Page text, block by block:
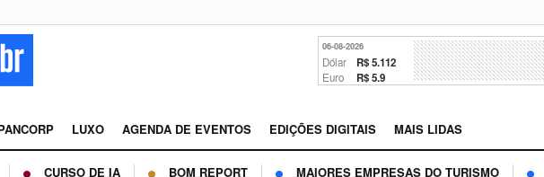
06-08-2026
Dólar R$ 5.112
Euro R$ 5.9
LUXO AGENDA DE EVENTOS EDIÇÕES DIGITAIS MAIS LIDAS
CURSO DE IA BOM REPORT MAIORES EMPRESAS DO TURISMO